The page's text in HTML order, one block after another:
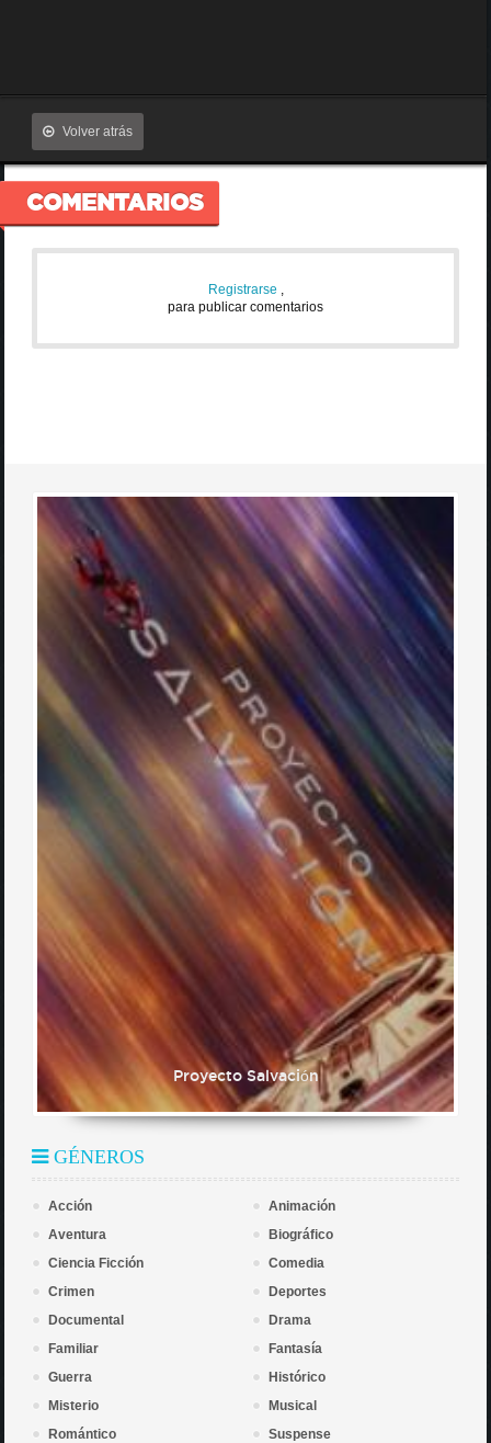
Volver atrás
COMENTARIOS
Registrarse ,
para publicar comentarios
Proyecto Salvación
GÉNEROS
Acción
Animación
Aventura
Biográfico
Ciencia Ficción
Comedia
Crimen
Deportes
Documental
Drama
Familiar
Fantasía
Guerra
Histórico
Misterio
Musical
Romántico
Suspense